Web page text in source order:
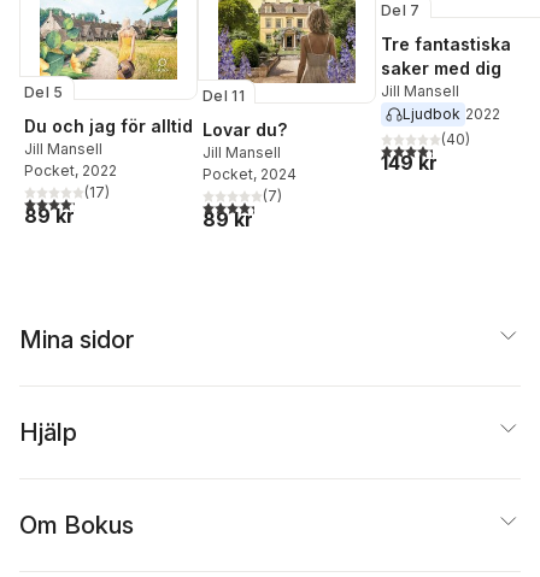
Del 5
Du och jag för alltid
Jill Mansell
Pocket, 2022
4,2utav 5 stjärnor. Totalt antal röster:
(17)
89 kr
Del 11
Lovar du?
Jill Mansell
Pocket, 2024
4,3utav 5 stjärnor. Totalt antal röster:
(7)
89 kr
Del 7
Tre fantastiska
saker med dig
Jill Mansell
Ljudbok 2022
4,3utav 5 stjärnor.
(40)
149 kr
Mina sidor
Hjälp
Om Bokus